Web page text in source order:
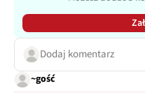
Dodaj komentarz
~gość